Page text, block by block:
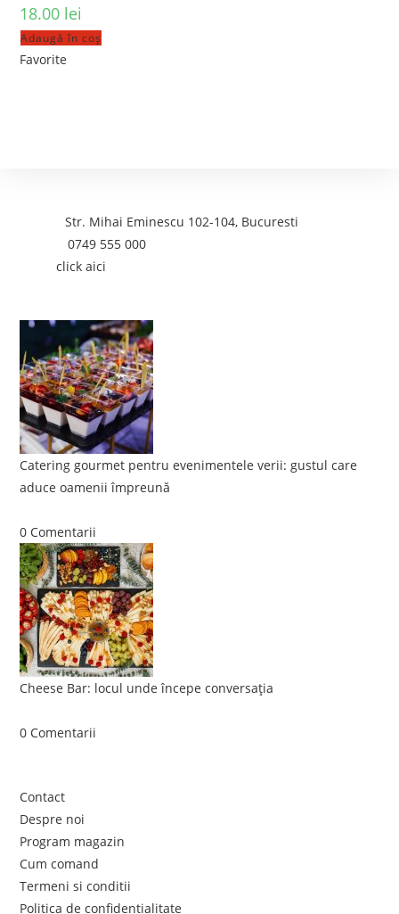
18.00 lei
Adaugă în coș
Favorite
Adresa:Str. Mihai Eminescu 102-104, Bucuresti
Telefon:0749 555 000
Email:click aici
Catering gourmet pentru evenimentele verii: gustul care
aduce oamenii împreună
0 Comentarii
Cheese Bar: locul unde începe conversația
0 Comentarii
Contact
Despre noi
Program magazin
Cum comand
Termeni si conditii
Politica de confidentialitate